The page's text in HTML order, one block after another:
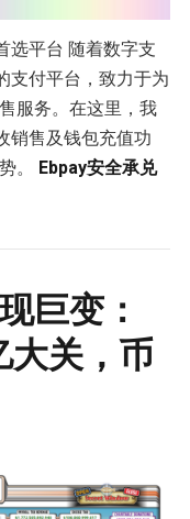
选平台 随着数字支
支付平台，致力于为
服务。在这里，我
销售及钱包充值功
。 Ebpay安全承兑
巨变：
大关，币